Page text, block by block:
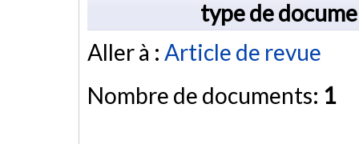
type de
Aller à : Article de revue
Nombre de documents: 1